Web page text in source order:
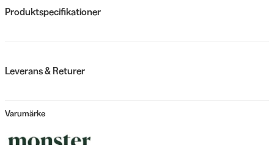
Produktspecifikationer
Leverans & Returer
Varumärke